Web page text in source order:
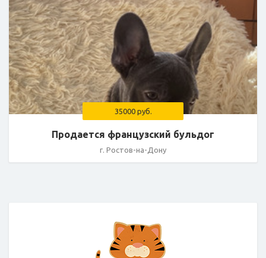
35000 руб.
Продается французский бульдог
г. Ростов-на-Дону